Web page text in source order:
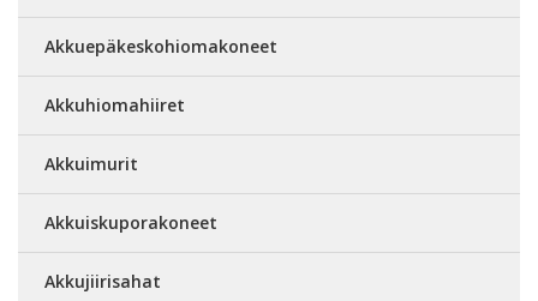
Akkuepäkeskohiomakoneet
Akkuhiomahiiret
Akkuimurit
Akkuiskuporakoneet
Akkujiirisahat